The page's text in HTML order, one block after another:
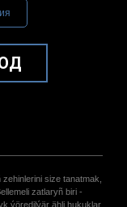
size tanatmak,
zatlaryñ biri -
ýöredilýär ähli hukuklar